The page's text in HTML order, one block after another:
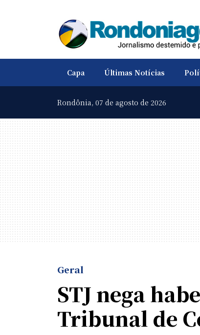
Capa Últimas Notícias
Rondônia, 07 de agosto de 2026
Geral
STJ nega
Tribunal de